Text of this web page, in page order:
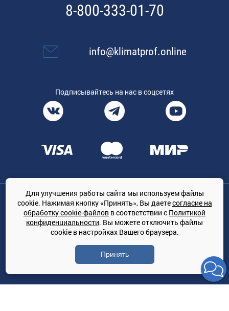
8-800-333-01-70
info@klimatprof.online
Подписывайтесь на нас в соцсетях
Общество с ограниченной ответственностью «ТРЕЙДКОН», ОГРН:
1167847364079, 197022, г. Санкт-Петербург, проспект Медиков, 7
КЛИМАТПРОФ.ONLINE - оптовая продажа кондиционеров и
климатической техники на территории РФ
© Сайт принадлежит ООО «ТРЕЙДКОН»
Политика конфиденциальности
Для улучшения работы сайта мы используем файлы
cookie. Нажимая кнопку «Принять», Вы даетесогласие на
обработку cookie-файлов в соответствии с Политикой
конфиденциальности. Вы можете отключить файлы
cookie в настройках Вашего браузера.
Принять